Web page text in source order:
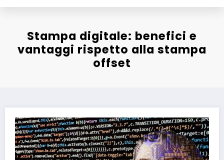
Stampa digitale: benefici e
vantaggi rispetto alla stampa
offset